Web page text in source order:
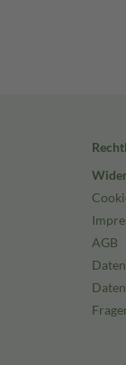
AGB